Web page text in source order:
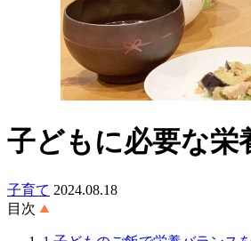
子どもに必要な栄
子育て 2024.08.18
目次